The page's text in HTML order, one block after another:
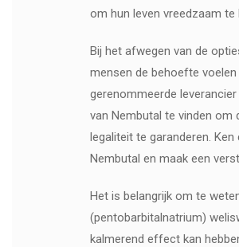
om hun leven vreedzaam te
Bij het afwegen van de
mensen de behoefte voelen
gerenommeerde
van Nembutal te vinden om
legaliteit te garanderen. Ken
Nembutal en maak een
Het is belangrijk om te
(pentobarbitalnatrium)
kalmerend effect kan